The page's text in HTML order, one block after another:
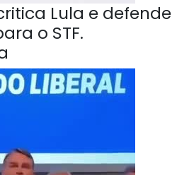
Lula e defende
o STF.